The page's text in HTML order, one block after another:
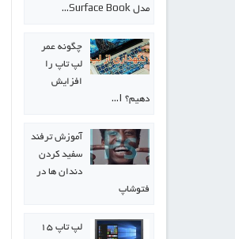
مدل Surface Book…
چگونه عمر
لپ تاپ را
افزایش
دهیم؟ |…
آموزش ترفند
سفید کردن
دندان ها در
فتوشاپ
لپ تاپ ۱۵